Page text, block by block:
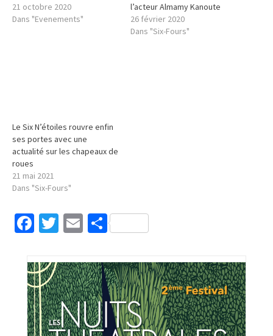
21 octobre 2020
Dans "Evenements"
l’acteur Almamy Kanoute
26 février 2020
Dans "Six-Fours"
Le Six N’étoiles rouvre enfin
ses portes avec une
actualité sur les chapeaux de
roues
21 mai 2021
Dans "Six-Fours"
Facebook
Twitter
EmailPartager